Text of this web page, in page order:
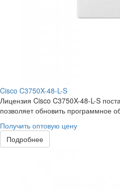
Cisco C3750X-48-L-S
Лицензия Cisco C3750X-48-L-S
позволяет обновить программное
Получить оптовую цену
Подробнее